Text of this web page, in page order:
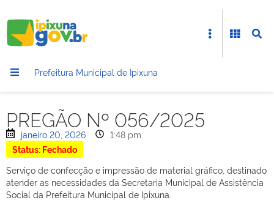
Prefeitura Municipal de Ipixuna
PREGÃO Nº 056/2025
janeiro 20, 2026
1:48 pm
Status: Fechado
Serviço de confecção e impressão de material gráfico, destinado
atender as necessidades da Secretaria Municipal de Assistência
Social da Prefeitura Municipal de Ipixuna.